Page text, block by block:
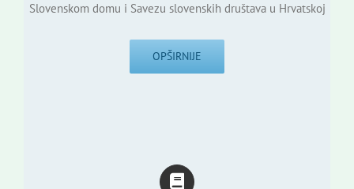
Slovenskom domu i Savezu slovenskih društava u Hrvatskoj
OPŠIRNIJE